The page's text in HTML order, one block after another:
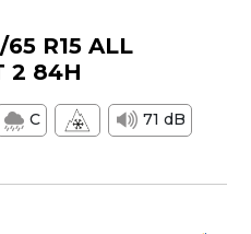
65 R15 ALL
2 84H
C
71 dB